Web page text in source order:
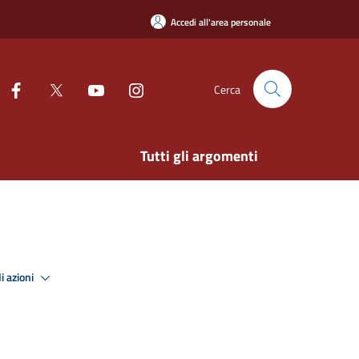
Accedi all'area personale
Cerca
Tutti gli argomenti
azioni